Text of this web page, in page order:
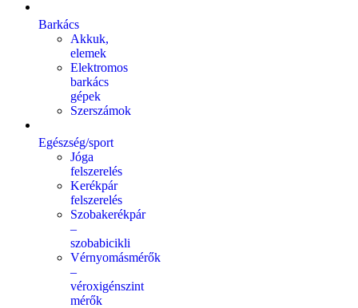
Barkács
Akkuk,
elemek
Elektromos
barkács
gépek
Szerszámok
Egészség/sport
Jóga
felszerelés
Kerékpár
felszerelés
Szobakerékpár
–
szobabicikli
Vérnyomásmérők
–
véroxigénszint
mérők